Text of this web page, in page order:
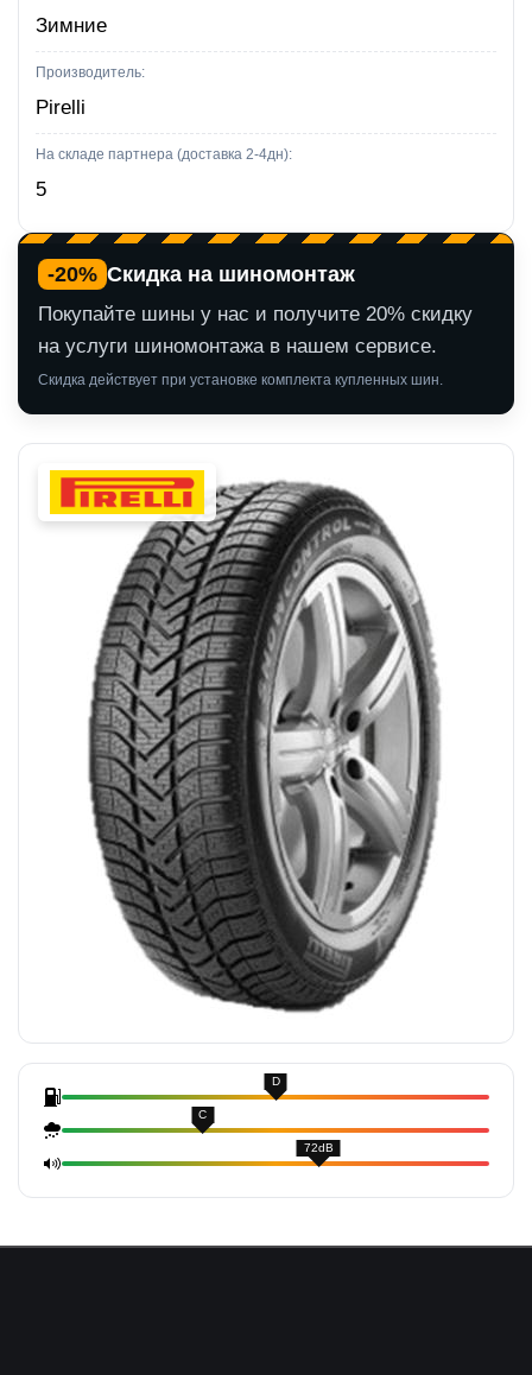
Зимние
Производитель:
Pirelli
На складе партнера (доставка 2-4дн):
5
-20% Скидка на шиномонтаж
Покупайте шины у нас и получите 20% скидку
на услуги шиномонтажа в нашем сервисе.
Скидка действует при установке комплекта купленных шин.
D
C
72dB